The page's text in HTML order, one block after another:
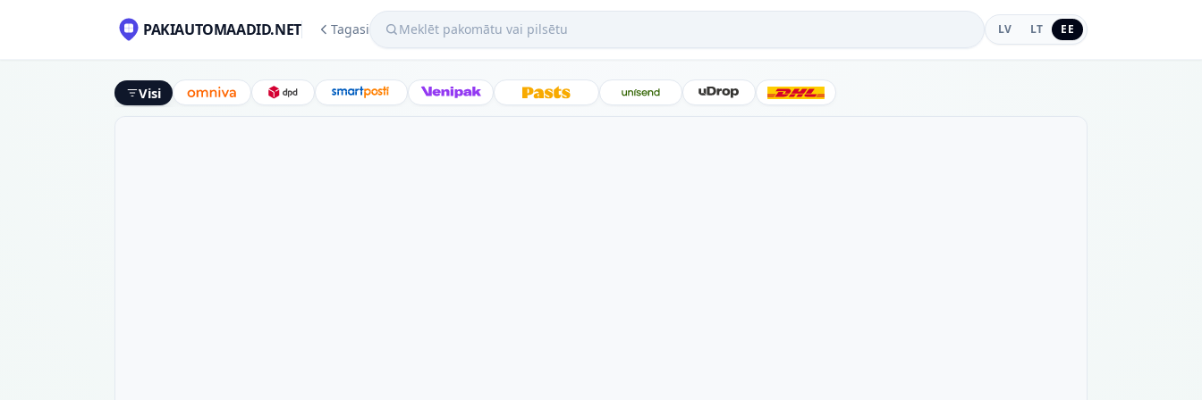
PAKIAUTOMAADID.NET TagasiMeklēt pakomātu vai pilsētu LV LT EE
Visi Omniva DPD SmartPosti Venipak Latvijas Pasts Unisend uDrop DHL